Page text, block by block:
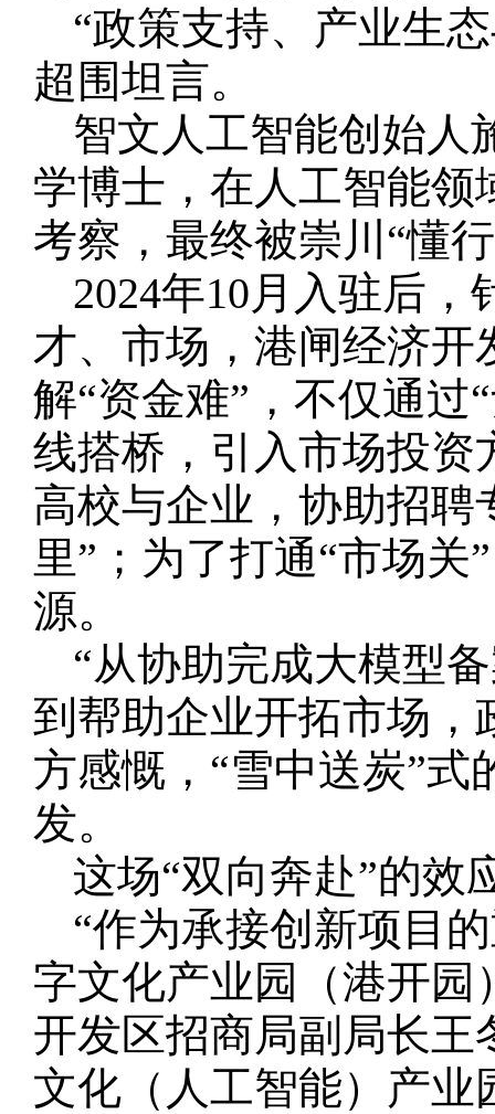
“政策支持、产业生
超围坦言。
智文人工智能创始人
学博士，在人工智能
考察，最终被崇川“懂
2024年10月入驻后
才、市场，港闸经济开
解“资金难”，不仅通过
线搭桥，引入市场投资
高校与企业，协助招聘
里”；为了打通“市场关
源。
“从协助完成大模型
到帮助企业开拓市场，
方感慨，“雪中送炭”
发。
这场“双向奔赴”的效
“作为承接创新项目
字文化产业园（港开园
开发区招商局副局长王
文化（人工智能）产业